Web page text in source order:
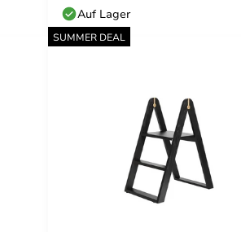
Auf Lager
SUMMER DEAL